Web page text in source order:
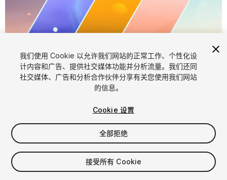
1/20
$15
增值税将在结算时计算
我们使用 Cookie 以允许我们网站的正常工作、个性化设
计内容和广告、提供社交媒体功能并分析流量。我们还同
社交媒体、广告和分析合作伙伴分享有关您使用我们网站
的信息。
Cookie 设置
全部拒绝
接受所有 Cookie